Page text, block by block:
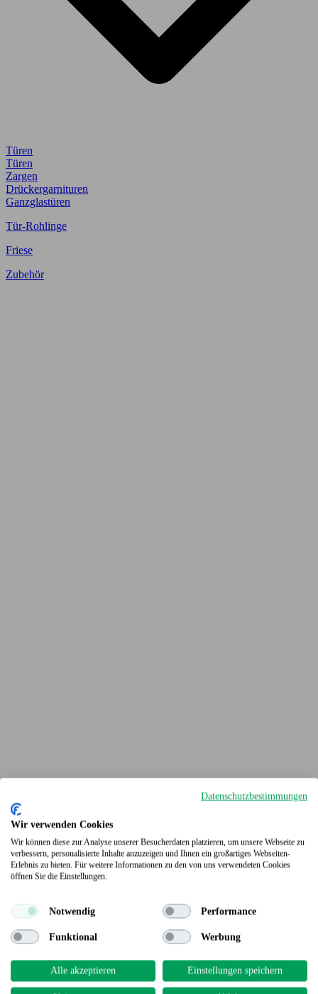
Türen
Türen
Zargen
Drückergarnituren
Ganzglastüren
Tür-Rohlinge
Friese
Zubehör
Terrassendielen
Datenschutzbestimmungen
Wir verwenden Cookies
Wir können diese zur Analyse unserer Besucherdaten platzieren, um unsere Webseite zu
verbessern, personalisierte Inhalte anzuzeigen und Ihnen ein großartiges Webseiten-
Erlebnis zu bieten. Für weitere Informationen zu den von uns verwendeten Cookies
öffnen Sie die Einstellungen.
Notwendig Performance
Funktional Werbung
Alle akzeptieren Einstellungen speichern